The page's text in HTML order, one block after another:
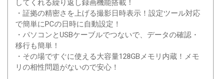
してくれる繰り返し録画機能搭載！
・証拠の精密さを上げる撮影日時表示！設定ツール対応
で簡単にPCの日時に自動設定！
・パソコンとUSBケーブルでつないで、データの確認・
移行も簡単！
・その場ですぐに使える大容量128GBメモリ内蔵！メモ
リの相性問題がないので安心！